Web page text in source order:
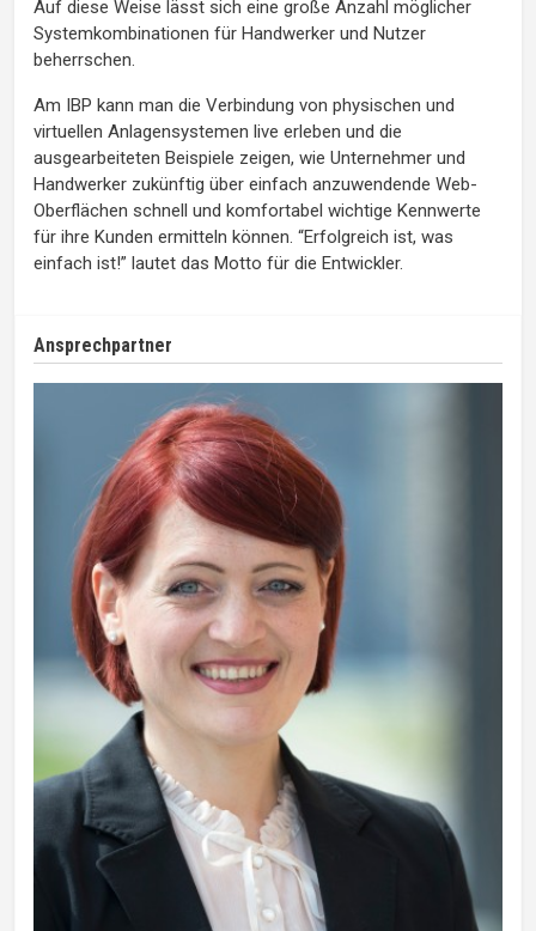
Auf diese Weise lässt sich eine große Anzahl möglicher
Systemkombinationen für Handwerker und Nutzer
beherrschen.
Am IBP kann man die Verbindung von physischen und
virtuellen Anlagensystemen live erleben und die
ausgearbeiteten Beispiele zeigen, wie Unternehmer und
Handwerker zukünftig über einfach anzuwendende Web-
Oberflächen schnell und komfortabel wichtige Kennwerte
für ihre Kunden ermitteln können. “Erfolgreich ist, was
einfach ist!” lautet das Motto für die Entwickler.
Ansprechpartner